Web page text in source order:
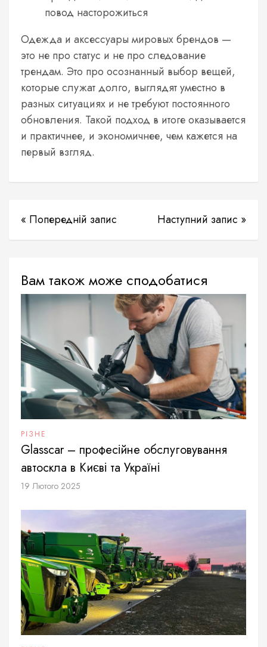
повод насторожиться
Одежда и аксессуары мировых брендов —
это не про статус и не про следование
трендам. Это про осознанный выбор вещей,
которые служат долго, выглядят уместно в
разных ситуациях и не требуют постоянного
обновления. Такой подход в итоге оказывается
и практичнее, и экономичнее, чем кажется на
первый взгляд.
« Попередній запис Наступний запис »
Вам також може сподобатися
РІЗНЕ
Glasscar – професійне обслуговування
автоскла в Києві та Україні
19 Лютого 2025